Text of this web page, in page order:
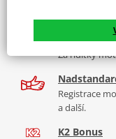
Co když mi to
dělí na 3 části:
let se účastní
naší nabídce
padací protektory a
Zobrazit všechny
díly, to vše v
Více než
Za řídítky
Registrace
a další.
K2 Bonus